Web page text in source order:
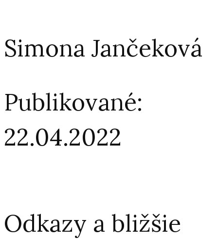
Simona Jančeková
Publikované:
22.04.2022
Odkazy a bližšie